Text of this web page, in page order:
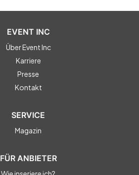
EVENT INC
Über Event Inc
Karriere
Presse
Kontakt
SERVICE
Magazin
FÜR ANBIETER